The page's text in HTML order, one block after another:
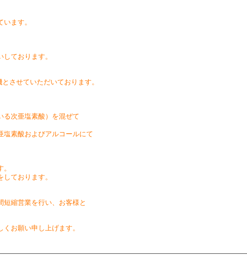
ます。
ております。
させていただいております。
る次亜塩素酸）を混ぜて
塩素酸およびアルコールにて
ております。
短縮営業を行い、お客様と
お願い申し上げます。